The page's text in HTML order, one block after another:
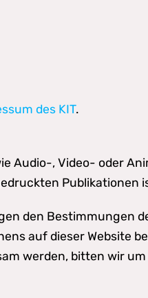
des KIT.
Audio-, Video- oder
den Bestimmungen
auf dieser Website
werden, bitten wir